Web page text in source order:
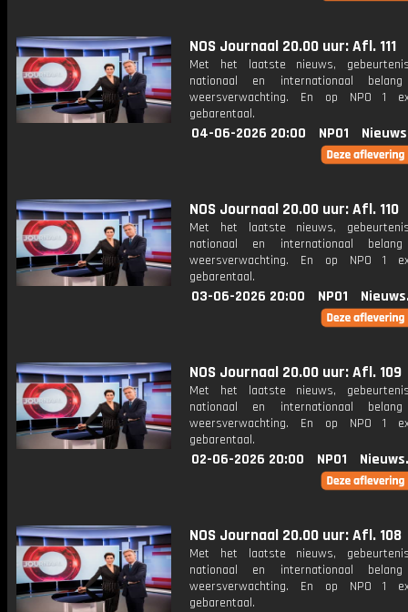
NOS Journaal 20.00 uur: Afl. 111
Met het laatste nieuws,
nationaal en internationaal
weersverwachting. En op NPO 1
gebarentaal.
04-06-2026 20:00 NPO1
NOS Journaal 20.00 uur: Afl. 110
Met het laatste nieuws,
nationaal en internationaal
weersverwachting. En op NPO 1
gebarentaal.
03-06-2026 20:00 NPO1
NOS Journaal 20.00 uur: Afl. 109
Met het laatste nieuws,
nationaal en internationaal
weersverwachting. En op NPO 1
gebarentaal.
02-06-2026 20:00 NPO1
NOS Journaal 20.00 uur: Afl. 108
Met het laatste nieuws,
nationaal en internationaal
weersverwachting. En op NPO 1
gebarentaal.